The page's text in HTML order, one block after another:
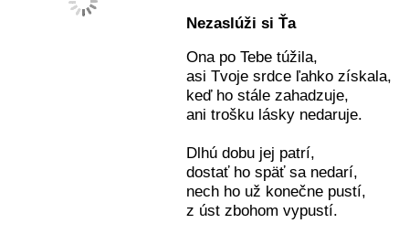
Nezaslúži si Ťa
Ona po Tebe túžila,
asi Tvoje srdce ľahko získala,
keď ho stále zahadzuje,
ani trošku lásky nedaruje.
Dlhú dobu jej patrí,
dostať ho späť sa nedarí,
nech ho už konečne pustí,
z úst zbohom vypustí.